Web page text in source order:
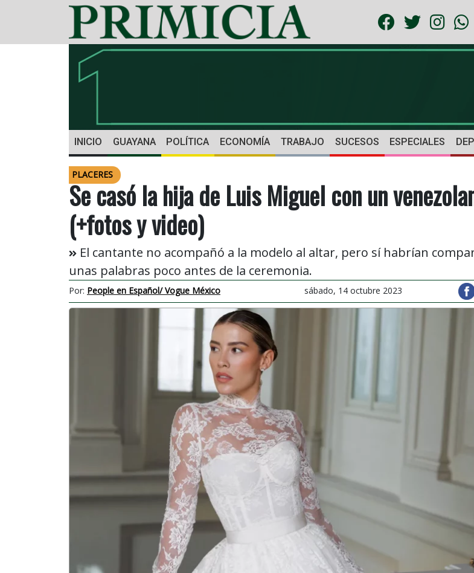
INICIO GUAYANA POLÍTICA ECONOMÍA TRABAJO SUCESOS ESPECIALES
PLACERES
Se casó la hija de Luis Miguel con un
(+fotos y video)
El cantante no acompañó a la modelo al altar, pero sí habrían
unas palabras poco antes de la ceremonia.
Por: People en Español/ Vogue México sábado, 14 octubre 2023